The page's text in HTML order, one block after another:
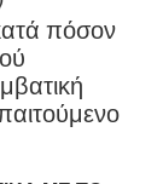
πόσον